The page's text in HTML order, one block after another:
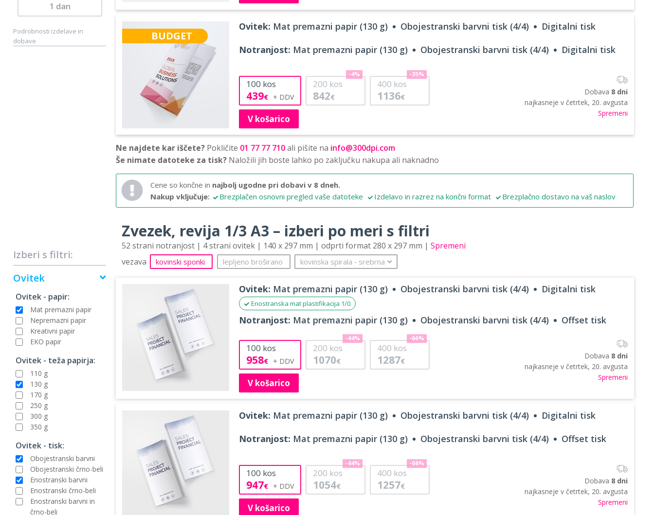
1 dan
Podrobnosti izdelave in
dobave
Izberi s filtri:
Ovitek
Ovitek - papir:
Mat premazni papir
Nepremazni papir
Kreativni papir
EKO papir
Ovitek - teža papirja:
110 g
130 g
170 g
250 g
300 g
350 g
Ovitek - tisk:
Obojestranski barvni
Obojestranski črno-beli
Enostranski barvni
Enostranski črno-beli
Enostranski barvni in
črno-beli
BUDGET
Ovitek: Mat premazni papir (130 g) Obojestranski barvni tisk (4/4) Digitalni tisk
Notranjost: Mat premazni papir (130 g) Obojestranski barvni tisk (4/4) Digitalni tisk
100 kos
439€
200 kos
842€
-4%
400 kos
1136€
-35%
V košarico
Dobava 8 dni
najkasneje v četrtek, 20. avgusta
Spremeni
Ne najdete kar iščete? Pokličite 01 77 77 710ali pišite na info@300dpi.com
Še nimate datoteke za tisk? Naložili jih boste lahko po zaključku nakupa ali naknadno
Cene so končne in najbolj ugodne pri dobavi v 8 dneh.
Nakup vključuje:
Brezplačen osnovni pregled vaše datoteke Izdelavo in razrez na končni format Brezplačno dostavo na vaš naslov
Zvezek, revija 1/3 A3 – izberi po meri s filtri
52 strani notranjost | 4 strani ovitek | 140 x 297 mm | odprti format 280 x 297 mm | Spremeni
vezava
kovinski sponki lepljeno broširano kovinska spirala ‐ srebrna
Ovitek: Mat premazni papir (130 g) Obojestranski barvni tisk (4/4) Digitalni tisk
Enostranska mat plastifikacija 1/0
Notranjost: Mat premazni papir (130 g) Obojestranski barvni tisk (4/4) Offset tisk
100 kos
958€
200 kos
1070€
-44%
400 kos
1287€
-66%
V košarico
Dobava 8 dni
najkasneje v četrtek, 20. avgusta
Spremeni
Ovitek: Mat premazni papir (130 g) Obojestranski barvni tisk (4/4) Digitalni tisk
Notranjost: Mat premazni papir (130 g) Obojestranski barvni tisk (4/4) Offset tisk
100 kos
947€
200 kos
1054€
-44%
400 kos
1257€
-66%
V košarico
Dobava 8 dni
najkasneje v četrtek, 20. avgusta
Spremeni